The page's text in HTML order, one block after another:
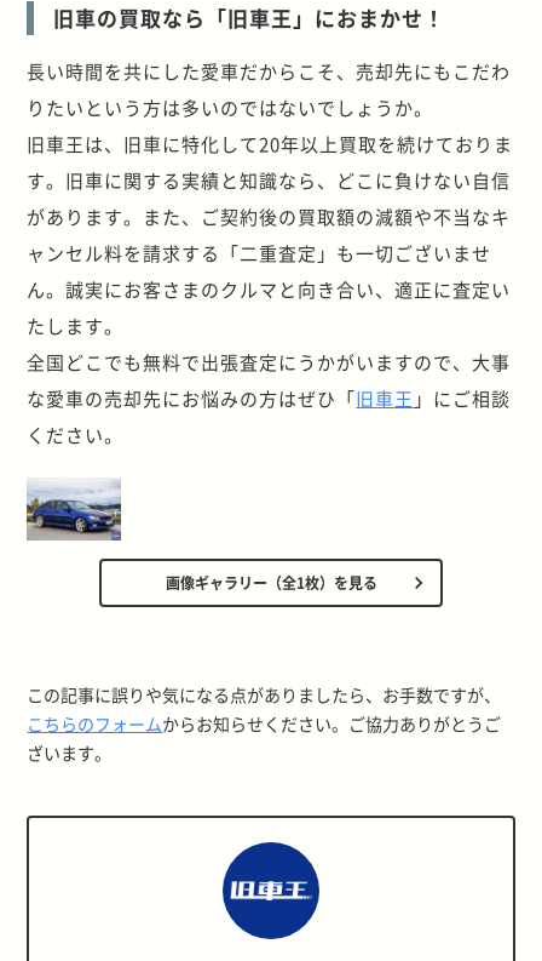
旧車の買取なら「旧車王」におまかせ！
長い時間を共にした愛車だからこそ、売却先にもこだわ
りたいという方は多いのではないでしょうか。
旧車王は、旧車に特化して20年以上買取を続けておりま
す。旧車に関する実績と知識なら、どこに負けない自信
があります。また、ご契約後の買取額の減額や不当なキ
ャンセル料を請求する「二重査定」も一切ございませ
ん。誠実にお客さまのクルマと向き合い、適正に査定い
たします。
全国どこでも無料で出張査定にうかがいますので、大事
な愛車の売却先にお悩みの方はぜひ「旧車王 」にご相談
ください。
画像ギャラリー（全1枚）を見る
この記事に誤りや気になる点がありましたら、お手数ですが、
こちらのフォームからお知らせください。ご協力ありがとうご
ざいます。